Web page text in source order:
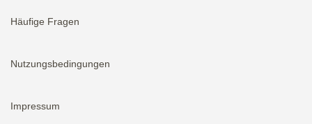
Häufige Fragen
Nutzungsbedingungen
Impressum